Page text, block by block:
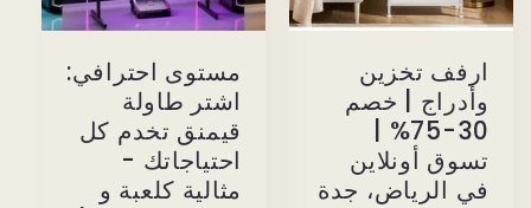
ارفف تخزين
وأدراج | خصم
30-75% |
تسوق أونلاين
في الرياض، جدة
مستوى احترافي:
اشتر طاولة
قيمنق تخدم كل
احتياجاتك -
مثالية كلعبة و